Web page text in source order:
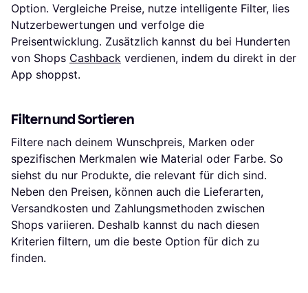
Option. Vergleiche Preise, nutze intelligente Filter, lies
Nutzerbewertungen und verfolge die
Preisentwicklung. Zusätzlich kannst du bei Hunderten
von Shops Cashback verdienen, indem du direkt in der
App shoppst.
Filtern und Sortieren
Filtere nach deinem Wunschpreis, Marken oder
spezifischen Merkmalen wie Material oder Farbe. So
siehst du nur Produkte, die relevant für dich sind.
Neben den Preisen, können auch die Lieferarten,
Versandkosten und Zahlungsmethoden zwischen
Shops variieren. Deshalb kannst du nach diesen
Kriterien filtern, um die beste Option für dich zu
finden.